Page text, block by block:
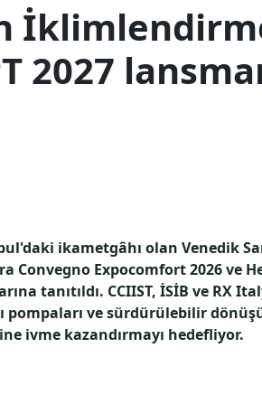
2027
ikametgâhı olan Venedik
Convegno Expocomfort 2026 ve
tanıtıldı. CCIIST, İSİB ve RX
ve sürdürülebilir
ivme kazandırmayı hedefliyor.